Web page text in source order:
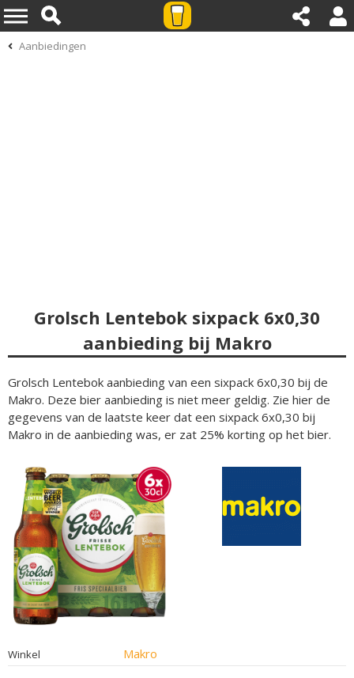
Aanbiedingen
Grolsch Lentebok sixpack 6x0,30
aanbieding bij Makro
Grolsch Lentebok aanbieding van een sixpack 6x0,30 bij de
Makro. Deze bier aanbieding is niet meer geldig. Zie hier de
gegevens van de laatste keer dat een sixpack 6x0,30 bij
Makro in de aanbieding was, er zat 25% korting op het bier.
Winkel Makro